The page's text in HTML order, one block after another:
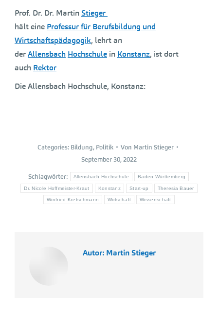
Prof. Dr. Dr. Martin Stieger
hält eine Professur für Berufsbildung und
Wirtschaftspädagogik, lehrt an
derAllensbach Hochschule in Konstanz, ist dort
auch Rektor
Die Allensbach Hochschule, Konstanz:
Categories: Bildung, Politik Von Martin Stieger
September 30, 2022
Schlagwörter: Allensbach Hochschule Baden Württemberg
Dr. Nicole Hoffmeister-Kraut Konstanz Start-up Theresia Bauer
Winfried Kretschmann Wirtschaft Wissenschaft
Autor: Martin Stieger